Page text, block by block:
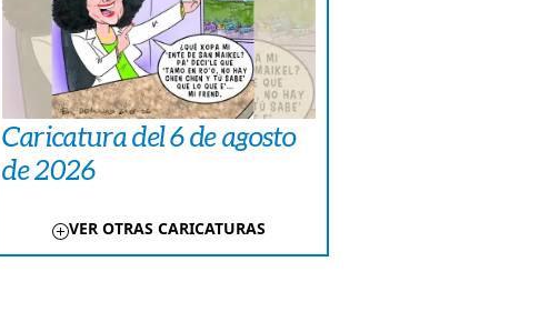
Caricatura del 6 de agosto
de 2026
VER OTRAS CARICATURAS